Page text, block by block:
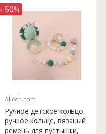
- 50%
Alicdn.com
Ручное детское кольцо,
ручное кольцо, вязаный
ремень для пустышки,